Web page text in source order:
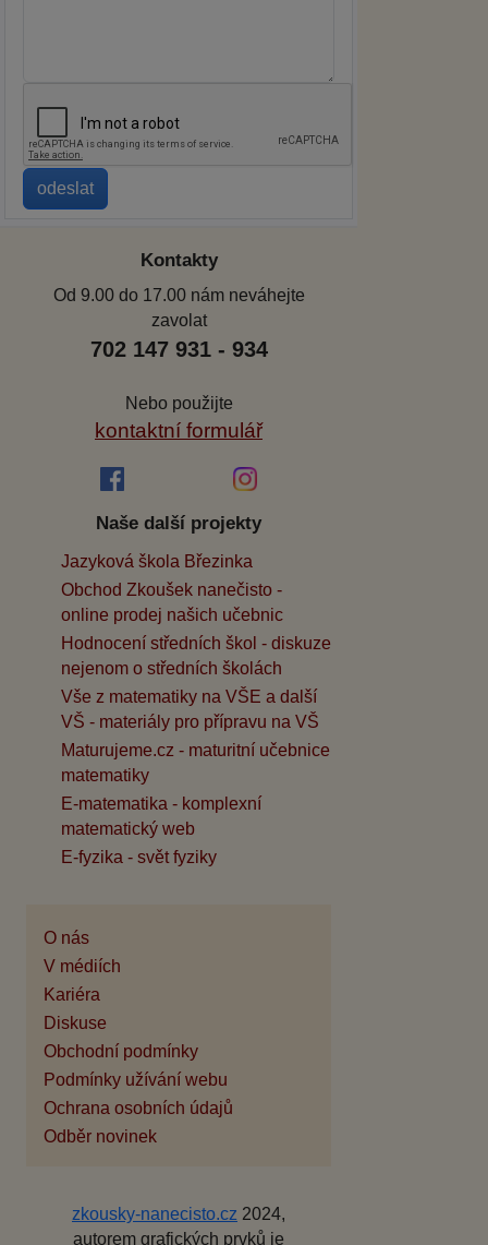
Kontakty
Od 9.00 do 17.00 nám neváhejte
zavolat
702 147 931 - 934
Nebo použijte
kontaktní formulář
Naše další projekty
Jazyková škola Březinka
Obchod Zkoušek nanečisto -
online prodej našich učebnic
Hodnocení středních škol - diskuze
nejenom o středních školách
Vše z matematiky na VŠE a další
VŠ - materiály pro přípravu na VŠ
Maturujeme.cz - maturitní učebnice
matematiky
E-matematika - komplexní
matematický web
E-fyzika - svět fyziky
O nás
V médiích
Kariéra
Diskuse
Obchodní podmínky
Podmínky užívání webu
Ochrana osobních údajů
Odběr novinek
zkousky-nanecisto.cz 2024,
autorem grafických prvků je